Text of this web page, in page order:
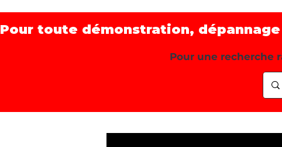
Pour toute démonstration,
Pour une recherche